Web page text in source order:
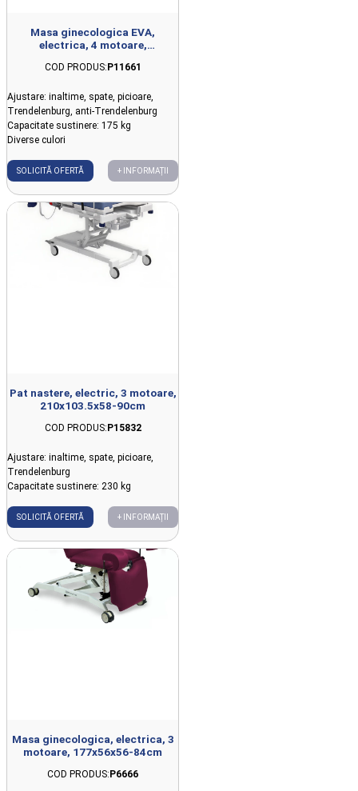
Masa ginecologica EVA,
electrica, 4 motoare,
COD PRODUS:P11661
Ajustare: inaltime, spate, picioare,
Trendelenburg, anti-Trendelenburg
Capacitate sustinere: 175 kg
Diverse culori
SOLICITĂ OFERTĂ + INFORMAȚII
Pat nastere, electric, 3 motoare,
210x103.5x58-90cm
COD PRODUS:P15832
Ajustare: inaltime, spate, picioare,
Trendelenburg
Capacitate sustinere: 230 kg
SOLICITĂ OFERTĂ + INFORMAȚII
Masa ginecologica, electrica, 3
motoare, 177x56x56-84cm
COD PRODUS:P6666